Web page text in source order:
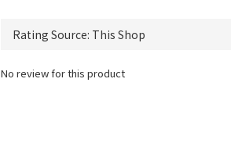
No review for this product